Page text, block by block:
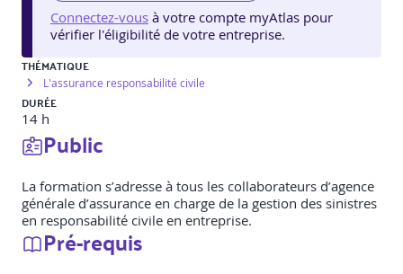
Connectez-vous à votre compte myAtlas pour
vérifier l'éligibilité de votre entreprise.
THÉMATIQUE
L'assurance responsabilité civile
DURÉE
14 h
Public
La formation s’adresse à tous les collaborateurs d’agence
générale d’assurance en charge de la gestion des sinistres
en responsabilité civile en entreprise.
Pré-requis